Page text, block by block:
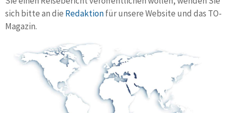
sich bitte an die Redaktionfür unsere Website und das TO-
Magazin.